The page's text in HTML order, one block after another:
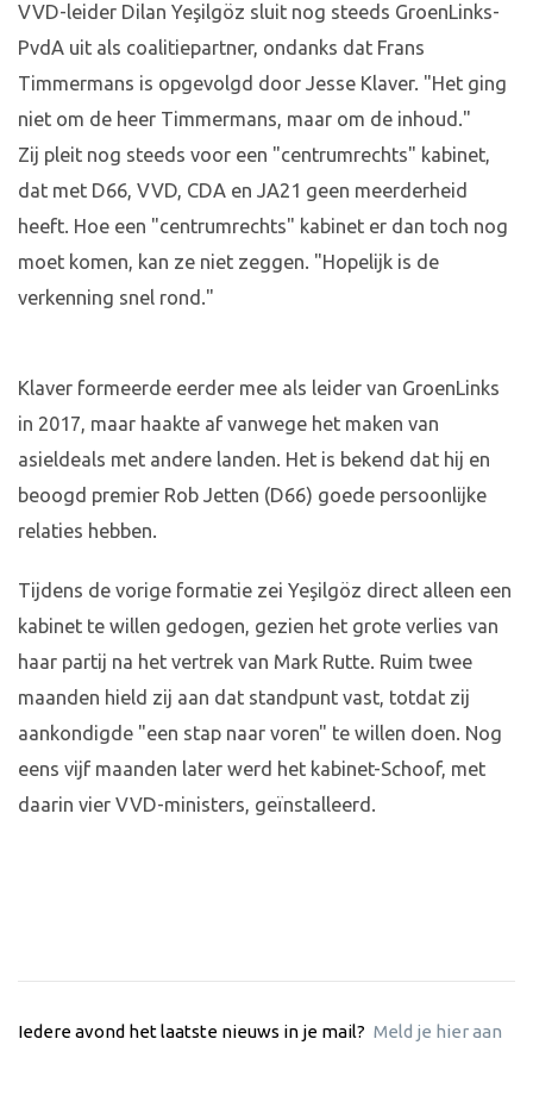
VVD-leider Dilan Yeşilgöz sluit nog steeds GroenLinks-
PvdA uit als coalitiepartner, ondanks dat Frans
Timmermans is opgevolgd door Jesse Klaver. "Het ging
niet om de heer Timmermans, maar om de inhoud."
Zij pleit nog steeds voor een "centrumrechts" kabinet,
dat met D66, VVD, CDA en JA21 geen meerderheid
heeft. Hoe een "centrumrechts" kabinet er dan toch nog
moet komen, kan ze niet zeggen. "Hopelijk is de
verkenning snel rond."
Klaver formeerde eerder mee als leider van GroenLinks
in 2017, maar haakte af vanwege het maken van
asieldeals met andere landen. Het is bekend dat hij en
beoogd premier Rob Jetten (D66) goede persoonlijke
relaties hebben.
Tijdens de vorige formatie zei Yeşilgöz direct alleen een
kabinet te willen gedogen, gezien het grote verlies van
haar partij na het vertrek van Mark Rutte. Ruim twee
maanden hield zij aan dat standpunt vast, totdat zij
aankondigde "een stap naar voren" te willen doen. Nog
eens vijf maanden later werd het kabinet-Schoof, met
daarin vier VVD-ministers, geïnstalleerd.
Iedere avond het laatste nieuws in je mail? Meld je hier aan